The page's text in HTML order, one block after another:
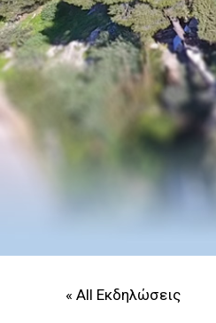
« All Εκδηλώσεις